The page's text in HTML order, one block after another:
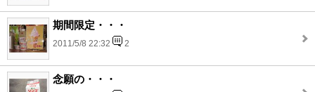
期間限定・・・
2011/5/8 22:32 2
念願の・・・